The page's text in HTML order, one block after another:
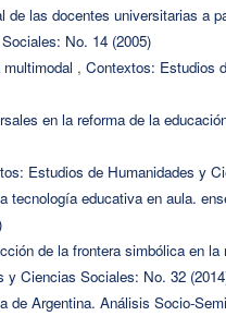
de las docentes universitarias a
No. 14 (2005)
, Contextos: Estudios
en la reforma de la
Estudios de Humanidades y
tecnología educativa en aula.
de la frontera simbólica en la
y Ciencias Sociales: No. 32
de Argentina. Análisis Socio-